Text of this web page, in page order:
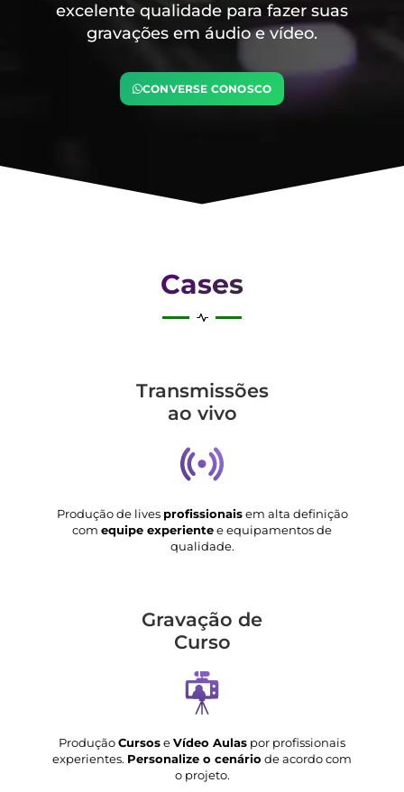
excelente qualidade para fazer suas
gravações em áudio e vídeo.
CONVERSE CONOSCO
Cases
Transmis­sões
ao vivo
Produção de lives profissionaisem alta definição
com equipe experientee equipamentos de
qualidade.
Gravação de
Curso
ProduçãoCursoseVídeo Aulas por profissionais
experientes. Personalize o cenário de acordo com
o projeto.